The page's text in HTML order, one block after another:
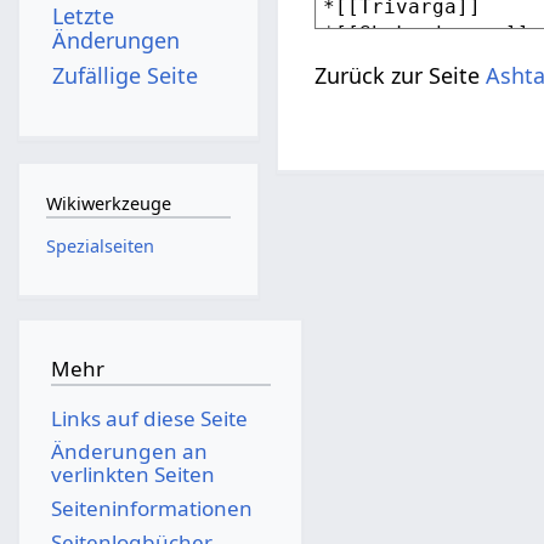
Zurück zur Seite
Letzte
Änderungen
Zufällige Seite
Wikiwerkzeuge
Spezialseiten
Mehr
Links auf diese Seite
Änderungen an
verlinkten Seiten
Seiten­­informationen